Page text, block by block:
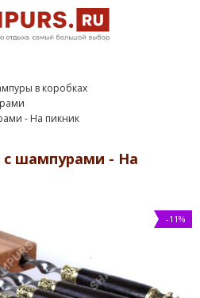
в коробках
- На пикник
с шампурами - На
-11%